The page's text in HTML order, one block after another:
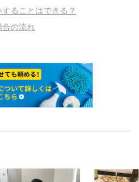
ることはできる？
の流れ